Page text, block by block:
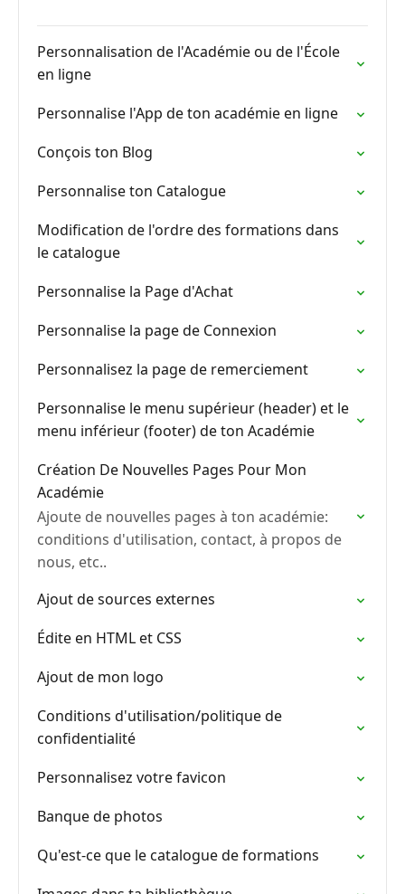
Personnalisation de l'Académie ou de l'École
en ligne
Personnalise l'App de ton académie en ligne
Conçois ton Blog
Personnalise ton Catalogue
Modification de l'ordre des formations dans
le catalogue
Personnalise la Page d'Achat
Personnalise la page de Connexion
Personnalisez la page de remerciement
Personnalise le menu supérieur (header) et le
menu inférieur (footer) de ton Académie
Création De Nouvelles Pages Pour Mon
Académie
Ajoute de nouvelles pages à ton académie:
conditions d'utilisation, contact, à propos de
nous, etc..
Ajout de sources externes
Édite en HTML et CSS
Ajout de mon logo
Conditions d'utilisation/politique de
confidentialité
Personnalisez votre favicon
Banque de photos
Qu'est-ce que le catalogue de formations